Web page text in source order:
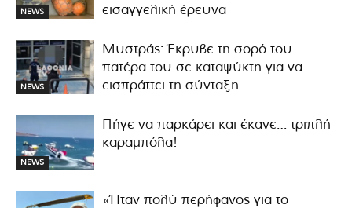
NEWS
εισαγγελική έρευνα
NEWS
Μυστράς: Έκρυβε τη σορό του
πατέρα του σε καταψύκτη για να
εισπράττει τη σύνταξη
NEWS
Πήγε να παρκάρει και έκανε… τριπλή
καραμπόλα!
«Ήταν πολύ περήφανος για το